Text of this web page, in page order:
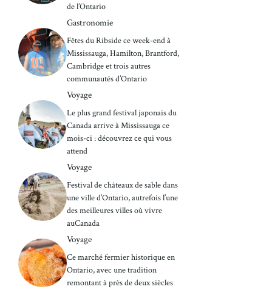
de l’Ontario
Gastronomie
Fêtes du Ribside ce week-end à
Mississauga, Hamilton, Brantford,
Cambridge et trois autres
communautés d’Ontario
Voyage
Le plus grand festival japonais du
Canada arrive à Mississauga ce
mois-ci : découvrez ce qui vous
attend
Voyage
Festival de châteaux de sable dans
une ville d’Ontario, autrefois l’une
des meilleures villes où vivre
auCanada
Voyage
Ce marché fermier historique en
Ontario, avec une tradition
remontant à près de deux siècles